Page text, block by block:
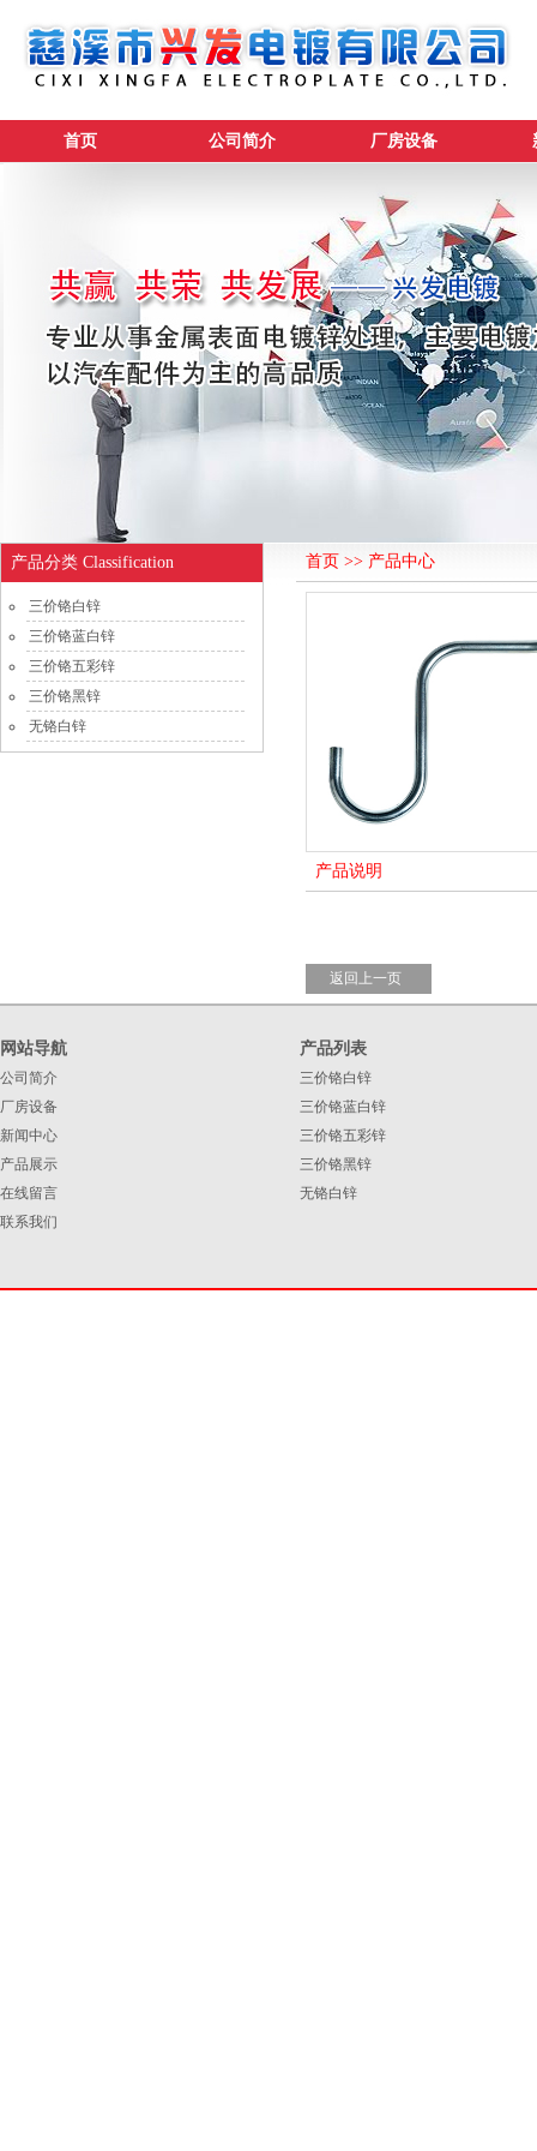
首页 公司简介 厂房设备
产品分类 Classification
三价铬白锌
三价铬蓝白锌
三价铬五彩锌
三价铬黑锌
无铬白锌
首页 >> 产品中心
产品说明
返回上一页
网站导航 产品列表
公司简介
厂房设备
新闻中心
产品展示
在线留言
联系我们
三价铬白锌
三价铬蓝白锌
三价铬五彩锌
三价铬黑锌
无铬白锌